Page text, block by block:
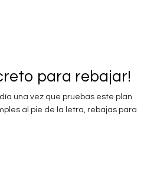
para rebajar!
una vez que pruebas este plan
al pie de la letra, rebajas para